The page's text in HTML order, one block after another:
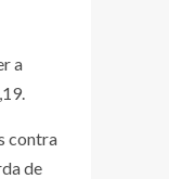
a
contra
de